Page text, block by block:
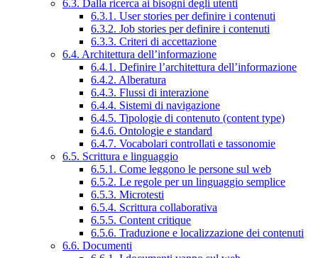
6.3. Dalla ricerca ai bisogni degli utenti
6.3.1. User stories per definire i contenuti
6.3.2. Job stories per definire i contenuti
6.3.3. Criteri di accettazione
6.4. Architettura dell’informazione
6.4.1. Definire l’architettura dell’informazione
6.4.2. Alberatura
6.4.3. Flussi di interazione
6.4.4. Sistemi di navigazione
6.4.5. Tipologie di contenuto (content type)
6.4.6. Ontologie e standard
6.4.7. Vocabolari controllati e tassonomie
6.5. Scrittura e linguaggio
6.5.1. Come leggono le persone sul web
6.5.2. Le regole per un linguaggio semplice
6.5.3. Microtesti
6.5.4. Scrittura collaborativa
6.5.5. Content critique
6.5.6. Traduzione e localizzazione dei contenuti
6.6. Documenti